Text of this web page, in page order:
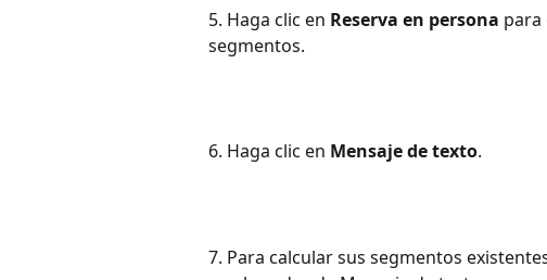
5. Haga clic en Reserva en persona para
segmentos.
6. Haga clic en Mensaje de texto.
7. Para calcular sus segmentos